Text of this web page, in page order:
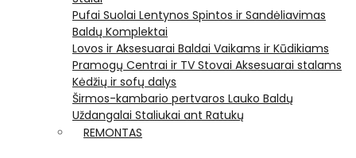
Pufai Suolai Lentynos Spintos ir Sandėliavimas
Baldų Komplektai
Lovos ir Aksesuarai Baldai Vaikams ir Kūdikiams
Pramogų Centrai ir TV Stovai Aksesuarai stalams
Kėdžių ir sofų dalys
Širmos-kambario pertvaros Lauko Baldų
Uždangalai Staliukai ant Ratukų
REMONTAS